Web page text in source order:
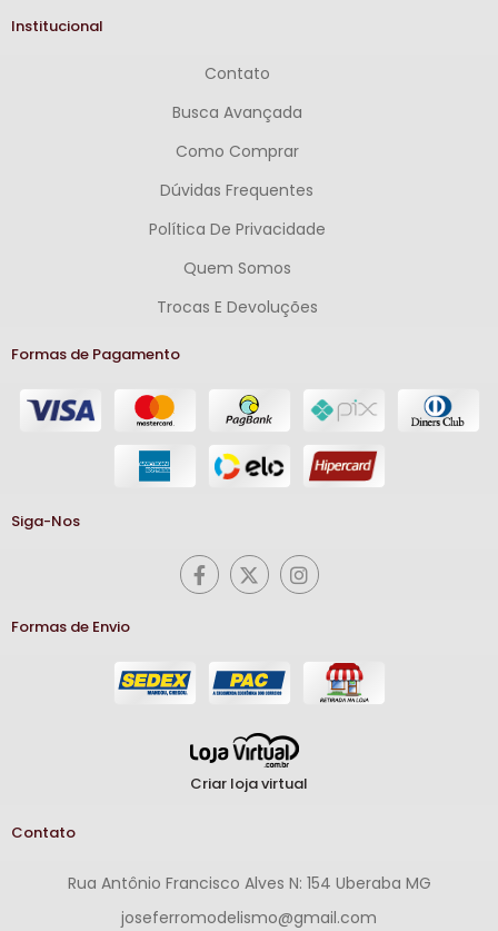
Institucional
Contato
Busca Avançada
Como Comprar
Dúvidas Frequentes
Política De Privacidade
Quem Somos
Trocas E Devoluções
Formas de Pagamento
Siga-Nos
Formas de Envio
Criar loja virtual
Contato
Rua Antônio Francisco Alves N: 154 Uberaba MG
joseferromodelismo@gmail.com